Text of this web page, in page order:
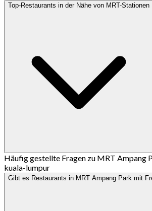
Top-Restaurants in der Nähe von MRT-Stationen
Häufig gestellte Fragen zu MRT Ampang
kuala-lumpur
Gibt es Restaurants in MRT Ampang Park mit